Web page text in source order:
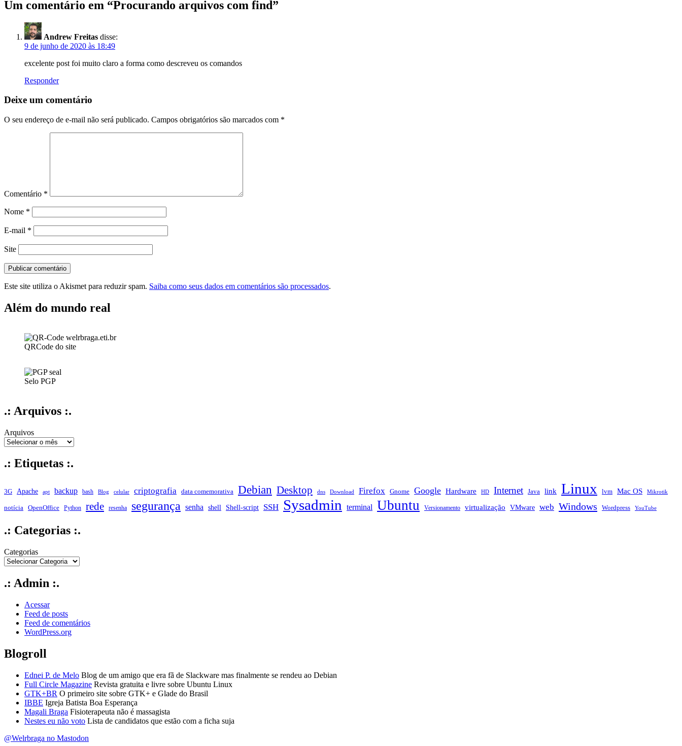
posts
Um comentário em “Procurando arquivos com find”
Andrew Freitas disse:
9 de junho de 2020 às 18:49
excelente post foi muito claro a forma como descreveu os comandos
Responder
Deixe um comentário
O seu endereço de e-mail não será publicado. Campos obrigatórios são marcados com *
Comentário *
Nome *
E-mail *
Site
Este site utiliza o Akismet para reduzir spam. Saiba como seus dados em comentários são processados.
Além do mundo real
QRCode do site
Selo PGP
.: Arquivos :.
Arquivos
.: Etiquetas :.
3G Apache apt backup bash Blog celular criptografia data comemorativa Debian Desktop dns Download Firefox Gnome Google Hardware HD Internet Java link Linux lvm Mac OS Mikrotik
notícia OpenOffice Python rede resenha segurança senha shell Shell-script SSH Sysadmin terminal Ubuntu Versionamento virtualização VMware web Windows Wordpress YouTube
.: Categorias :.
Categorias
.: Admin :.
Acessar
Feed de posts
Feed de comentários
WordPress.org
Blogroll
Ednei P. de Melo Blog de um amigo que era fã de Slackware mas finalmente se rendeu ao Debian
Full Circle Magazine Revista gratuita e livre sobre Ubuntu Linux
GTK+BR O primeiro site sobre GTK+ e Glade do Brasil
IBBE Igreja Batista Boa Esperança
Magali Braga Fisioterapeuta não é massagista
Nestes eu não voto Lista de candidatos que estão com a ficha suja
@Welrbraga no Mastodon